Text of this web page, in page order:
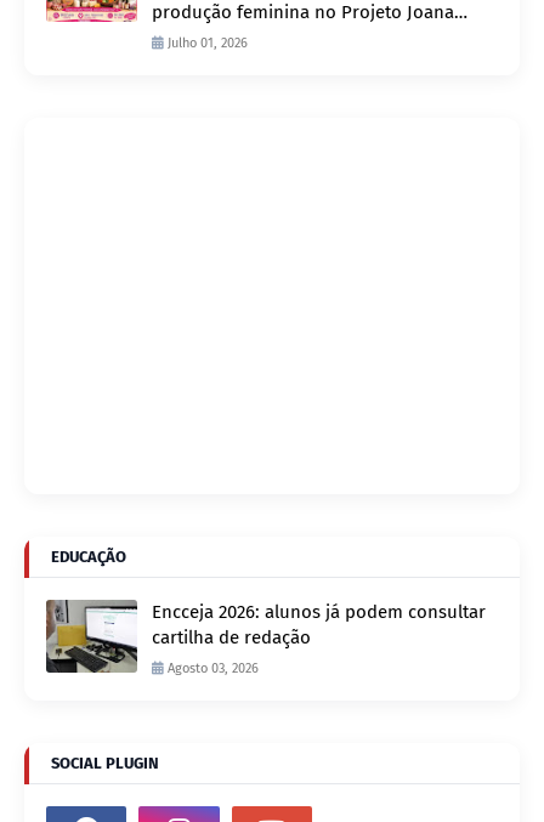
produção feminina no Projeto Joana
D’ArcJulho 01, 2026
EDUCAÇÃO
Encceja 2026: alunos já podem consultar
cartilha de redação
Agosto 03, 2026
SOCIAL PLUGIN